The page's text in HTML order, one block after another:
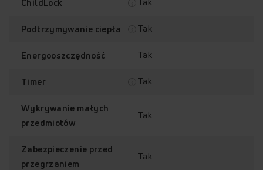
ChildLock
Podtrzymywanie ciepła Tak
Energooszczędność Tak
Timer Tak
Wykrywanie małych
przedmiotów
Tak
Zabezpieczenie przed
przegrzaniem
Tak